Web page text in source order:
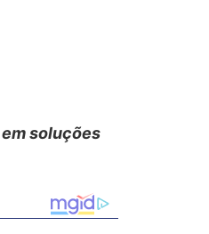
soluções